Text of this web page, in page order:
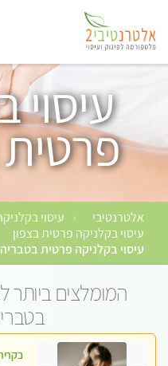
עיסוי
אלטרנטיבי › עיסוי
עיסוי בקלניקה פרטית בצפון
עיסוי בקלניקה פרטית בטבריה
המומלצים ביותר